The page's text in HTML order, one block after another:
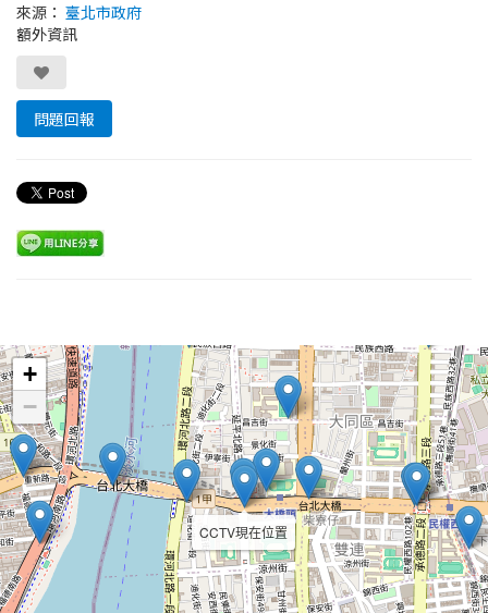
來源： 臺北市政府
額外資訊
問題回報
CCTV現在位置
+
−